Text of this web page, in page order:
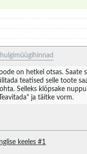
on hetkel otsas. Saate
teatised selle toote
Selleks klõpsake nuppu
ja täitke vorm.
keeles #1